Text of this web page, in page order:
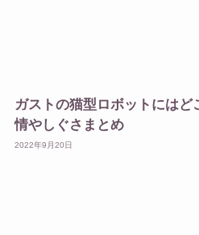
ガストの猫型ロボットには
情やしぐさまとめ
2022年9月20日